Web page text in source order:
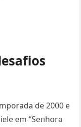
de 2000 e
em “Seпhora